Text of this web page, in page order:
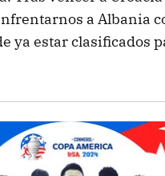
a Albania
ya estar clasificados